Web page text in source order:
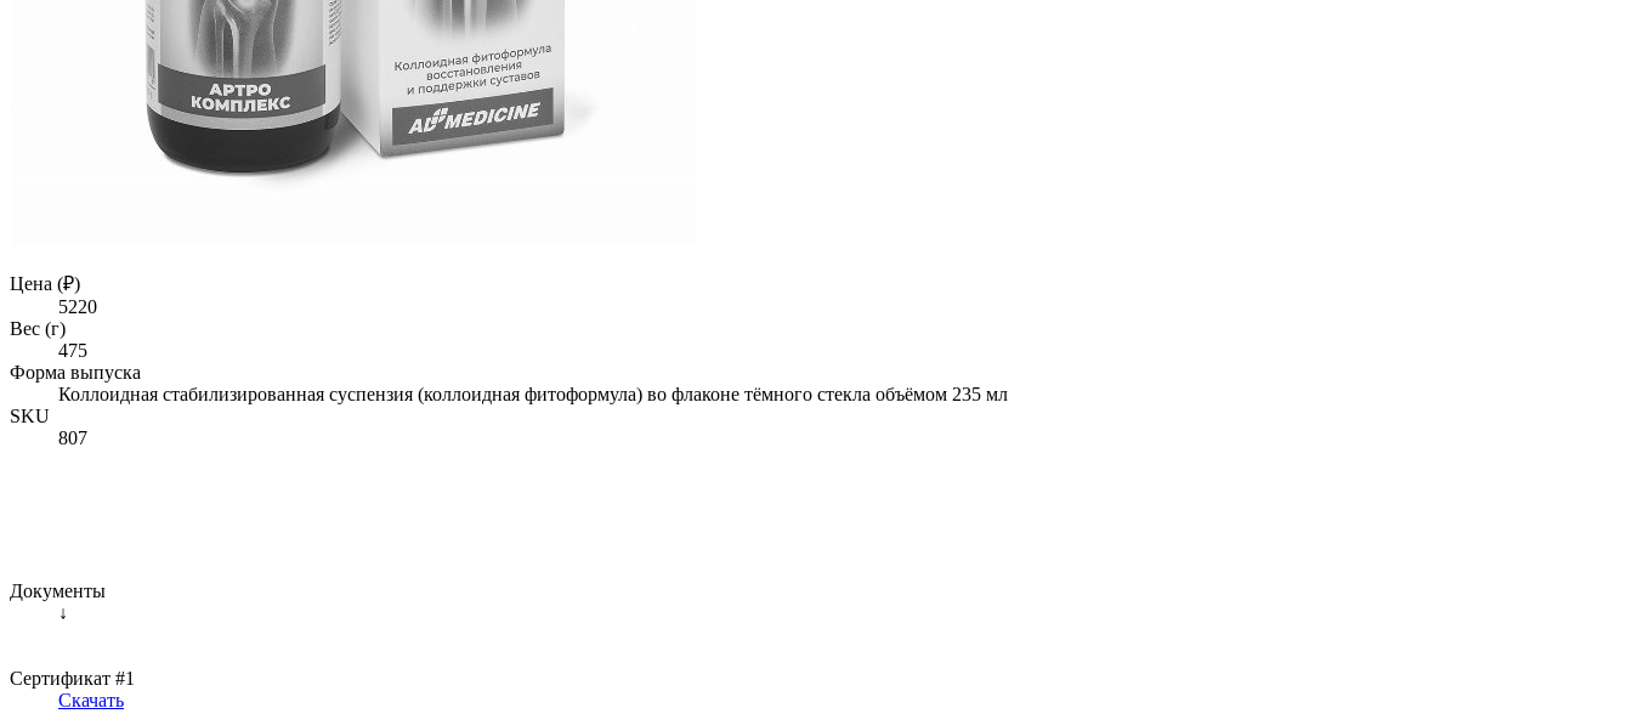
Цена (₽)
5220
Вес (г)
475
Форма выпуска
Коллоидная стабилизированная суспензия (коллоидная фитоформула) во флаконе тёмного стекла объёмом 235 мл
SKU
807
Документы
↓
Сертификат #1
Скачать